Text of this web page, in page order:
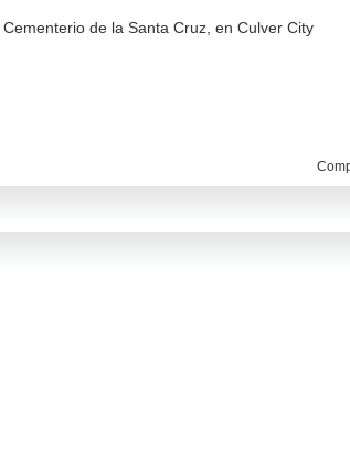
de la Santa Cruz, en Culver City